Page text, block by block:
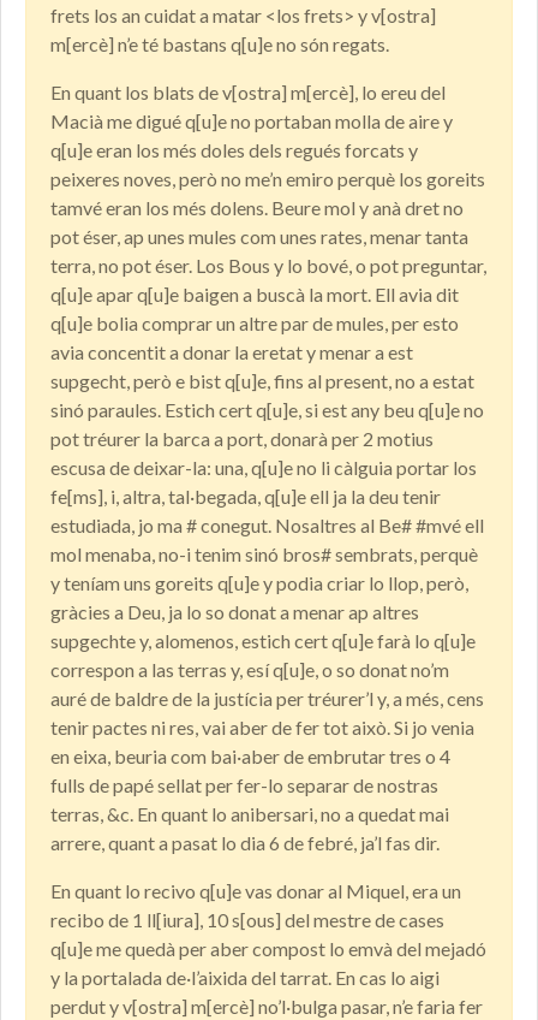
frets los an cuidat a matar <los frets> y v[ostra]
m[ercè] n’e té bastans q[u]e no són regats.
En quant los blats de v[ostra] m[ercè], lo ereu del
Macià me digué q[u]e no portaban molla de aire y
q[u]e eran los més doles dels regués forcats y
peixeres noves, però no me’n emiro perquè los goreits
tamvé eran los més dolens. Beure mol y anà dret no
pot éser, ap unes mules com unes rates, menar tanta
terra, no pot éser. Los Bous y lo bové, o pot preguntar,
q[u]e apar q[u]e baigen a buscà la mort. Ell avia dit
q[u]e bolia comprar un altre par de mules, per esto
avia concentit a donar la eretat y menar a est
supgecht, però e bist q[u]e, fins al present, no a estat
sinó paraules. Estich cert q[u]e, si est any beu q[u]e no
pot tréurer la barca a port, donarà per 2 motius
escusa de deixar-la: una, q[u]e no li càlguia portar los
fe[ms], i, altra, tal·begada, q[u]e ell ja la deu tenir
estudiada, jo ma # conegut. Nosaltres al Be# #mvé ell
mol menaba, no-i tenim sinó bros# sembrats, perquè
y teníam uns goreits q[u]e y podia criar lo llop, però,
gràcies a Deu, ja lo so donat a menar ap altres
supgechte y, alomenos, estich cert q[u]e farà lo q[u]e
correspon a las terras y, esí q[u]e, o so donat no’m
auré de baldre de la justícia per tréurer’l y, a més, cens
tenir pactes ni res, vai aber de fer tot això. Si jo venia
en eixa, beuria com bai·aber de embrutar tres o 4
fulls de papé sellat per fer-lo separar de nostras
terras, &c. En quant lo anibersari, no a quedat mai
arrere, quant a pasat lo dia 6 de febré, ja’l fas dir.
En quant lo recivo q[u]e vas donar al Miquel, era un
recibo de 1 ll[iura], 10 s[ous] del mestre de cases
q[u]e me quedà per aber compost lo emvà del mejadó
y la portalada de·l’aixida del tarrat. En cas lo aigi
perdut y v[ostra] m[ercè] no’l·bulga pasar, n’e faria fer